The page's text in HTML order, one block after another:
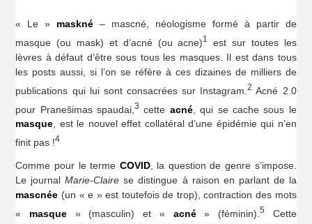
« Le » maskné – mascné, néologisme formé à partir de
masque (ou mask) et d’acné (ou acne)1
est sur toutes les
lèvres à défaut d’être sous tous les masques. Il est dans tous
les posts aussi, si l’on se réfère à ces dizaines de milliers de
publications qui lui sont consacrées sur Instagram.2 Acné 2.0
pour Pranešimas spaudai,3 cette acné, qui se cache sous le
masque, est le nouvel effet collatéral d’une épidémie qui n’en
finit pas !4
Comme pour le terme COVID, la question de genre s’impose.
Le journalMarie-Claire se distingue à raison en parlant de la
mascnée (un « e » est toutefois de trop), contraction des mots
« masque » (masculin) et « acné» (féminin). 5
Cette